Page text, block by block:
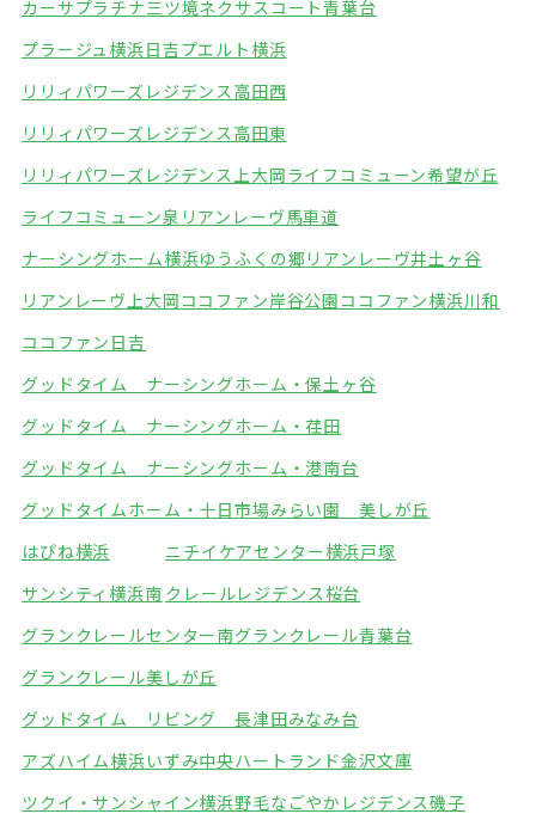
カーサプラチナ三ツ境ネクサスコート青葉台
プラージュ横浜日吉プエルト横浜
リリィパワーズレジデンス高田西
リリィパワーズレジデンス高田東
リリィパワーズレジデンス上大岡ライフコミューン希望が丘
ライフコミューン泉 リアンレーヴ馬車道
ナーシングホーム横浜ゆうふくの郷 リアンレーヴ井土ヶ谷
リアンレーヴ上大岡ココファン岸谷公園ココファン横浜川和
ココファン日吉
グッドタイム ナーシングホーム・保土ヶ谷
グッドタイム ナーシングホーム・荏田
グッドタイム ナーシングホーム・港南台
グッドタイムホーム・十日市場みらい園 美しが丘
はぴね横浜
ニチイケアセンター横浜戸塚
サンシティ横浜南 クレールレジデンス桜台
グランクレールセンター南グランクレール青葉台
グランクレール美しが丘
グッドタイム リビング 長津田みなみ台
アズハイム横浜いずみ中央ハートランド金沢文庫
ツクイ・サンシャイン横浜野毛なごやかレジデンス磯子